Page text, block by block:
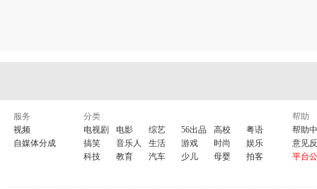
服务
视频
自媒体分成
分类
电视剧
电影 综艺 56出品 高校
粤语
搞笑
音乐人 生活 游戏 时尚
娱乐
科技
教育 汽车 少儿 母婴 拍客
帮助
帮助
意见
平台